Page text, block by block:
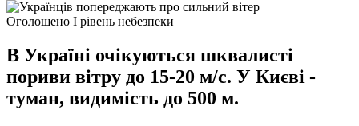
Оголошено I рівень небезпеки
В Україні очікуються шквалисті
пориви вітру до 15-20 м/с. У Києві -
туман, видимість до 500 м.